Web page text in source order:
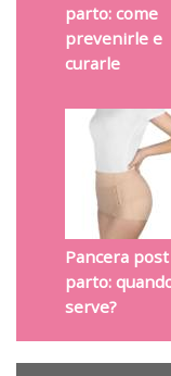
parto: come
prevenirle e
curarle
Pancera post
parto:
serve?